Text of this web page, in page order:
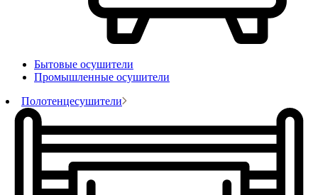
Бытовые осушители
Промышленные осушители
Полотенцесушители